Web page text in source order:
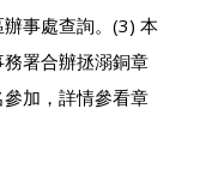
事處查詢。(3) 本
署合辦拯溺銅章
加，詳情參看章